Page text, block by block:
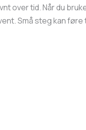
over tid. Når du
Små steg kan